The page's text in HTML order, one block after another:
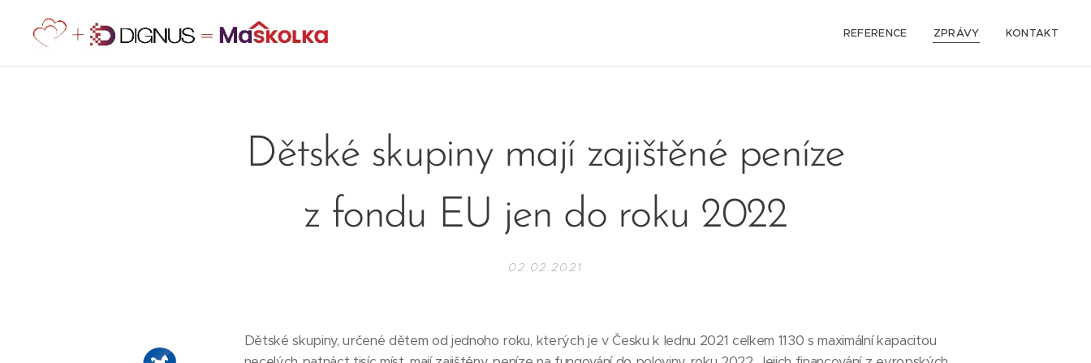
REFERENCE ZPRÁVY KONTAKT
Dětské skupiny mají zajištěné peníze
z fondu EU jen do roku 2022
02.02.2021
Dětské skupiny, určené dětem od jednoho roku, kterých je v Česku k lednu 2021 celkem 1130 s maximální kapacitou